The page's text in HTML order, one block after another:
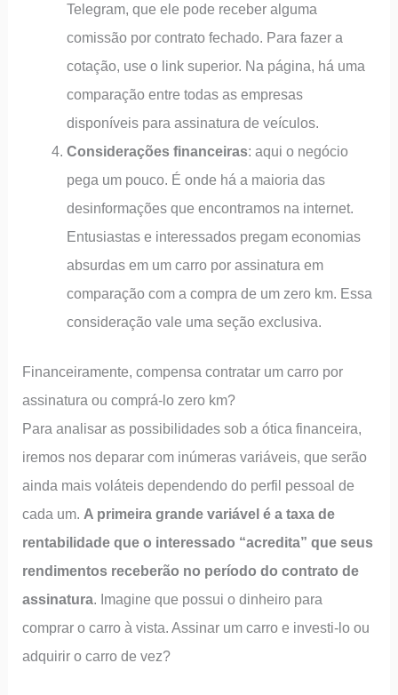
Telegram, que ele pode receber alguma
comissão por contrato fechado. Para fazer a
cotação, use o link superior. Na página, há uma
comparação entre todas as empresas
disponíveis para assinatura de veículos.
Considerações financeiras: aqui o negócio
pega um pouco. É onde há a maioria das
desinformações que encontramos na internet.
Entusiastas e interessados pregam economias
absurdas em um carro por assinatura em
comparação com a compra de um zero km. Essa
consideração vale uma seção exclusiva.
Financeiramente, compensa contratar um carro por
assinatura ou comprá-lo zero km?
Para analisar as possibilidades sob a ótica financeira,
iremos nos deparar com inúmeras variáveis, que serão
ainda mais voláteis dependendo do perfil pessoal de
cada um. A primeira grande variável é a taxa de
rentabilidade que o interessado “acredita” que seus
rendimentos receberão no período do contrato de
assinatura. Imagine que possui o dinheiro para
comprar o carro à vista. Assinar um carro e investi-lo ou
adquirir o carro de vez?